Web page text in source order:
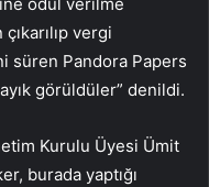
ödül verilme
vergi
süren Pandora Papers
görüldüler” denildi.
Kurulu Üyesi Ümit
burada yaptığı